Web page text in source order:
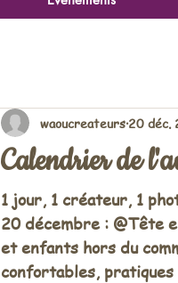
Calendrier de
waoucreateurs20 déc.
1 jour, 1 créateur, 1
20 décembre : @Tête
et enfants hors du
confortables, pratiques